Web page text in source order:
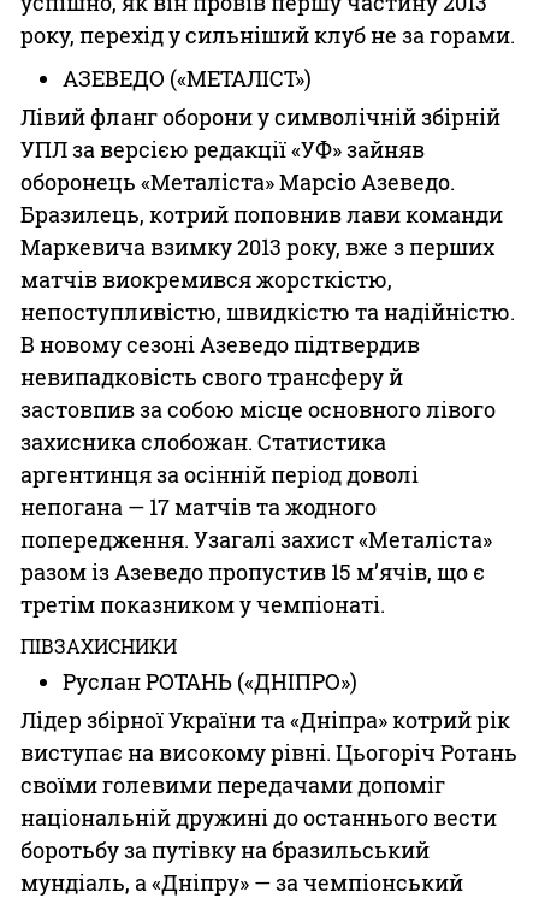
року, перехід у сильніший клуб не за горами.
АЗЕВЕДО («МЕТАЛІСТ»)
Лівий фланг оборони у символічній збірній
УПЛ за версією редакції «УФ» зайняв
оборонець «Металіста» Марсіо Азеведо.
Бразилець, котрий поповнив лави команди
Маркевича взимку 2013 року, вже з перших
матчів виокремився жорсткістю,
непоступливістю, швидкістю та надійністю.
В новому сезоні Азеведо підтвердив
невипадковість свого трансферу й
застовпив за собою місце основного лівого
захисника слобожан. Статистика
аргентинця за осінній період доволі
непогана — 17 матчів та жодного
попередження. Узагалі захист «Металіста»
разом із Азеведо пропустив 15 м’ячів, що є
третім показником у чемпіонаті.
ПІВЗАХИСНИКИ
Руслан РОТАНЬ («ДНІПРО»)
Лідер збірної України та «Дніпра» котрий рік
виступає на високому рівні. Цьогоріч Ротань
своїми голевими передачами допоміг
національній дружині до останнього вести
боротьбу за путівку на бразильський
мундіаль, а «Дніпру» — за чемпіонський